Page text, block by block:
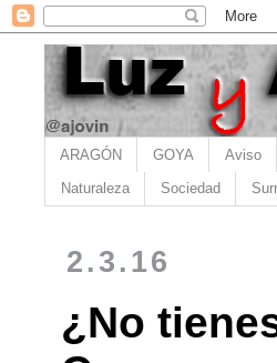
ARAGÓN GOYA Aviso
Naturaleza Sociedad
2.3.16
¿No